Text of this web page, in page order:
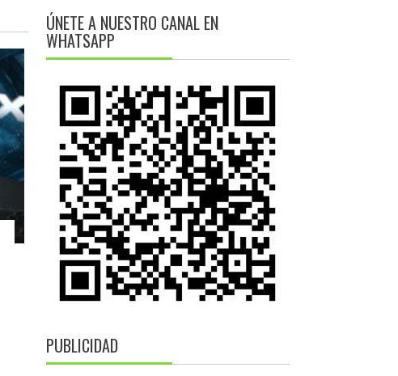
ÚNETE A NUESTRO CANAL EN
WHATSAPP
PUBLICIDAD